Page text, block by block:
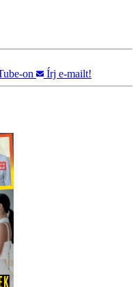
on Írj e-mailt!